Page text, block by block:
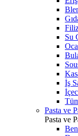
Su
İş
Pasta ve
Pasta ve